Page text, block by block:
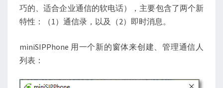
消
息
MESSAGES）
巧的、适合企业通信的软电话），主要包含了两个新
特性：（1）通信录，以及（2）即时消息。
miniSIPPhone 用一个新的窗体来创建、管理通信人
列表：